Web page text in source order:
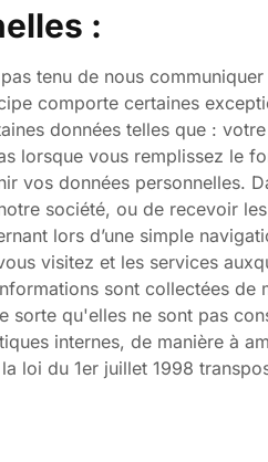
:
tenu de nous
comporte certaines
données telles que :
lorsque vous remplissez le
vos données personnelles.
société, ou de recevoir
lors d’une simple
visitez et les services
sont collectées
sorte qu'elles ne sont pas
internes, de manière à
loi du 1er juillet 1998